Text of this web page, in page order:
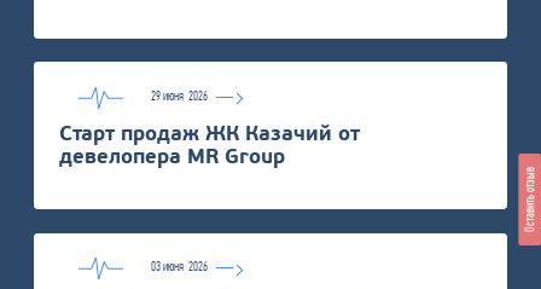
29 июня2026
Старт продаж ЖК Казачий от
девелопера MR Group
03 июня2026
Оставить отзыв